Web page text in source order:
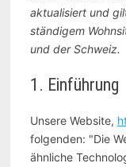
aktualisiert und
ständigem
und der Schweiz.
1. Einführung
Unsere Website,
folgenden: "Die
ähnliche